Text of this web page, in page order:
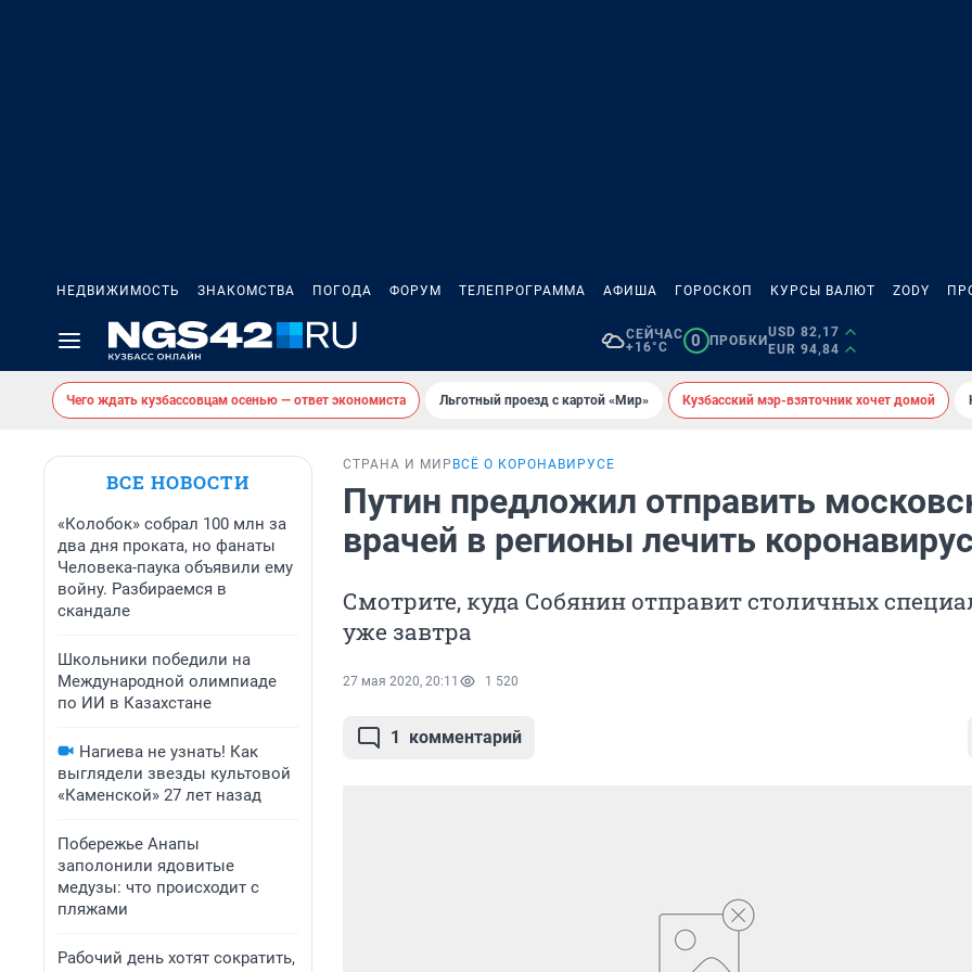
НЕДВИЖИМОСТЬ ЗНАКОМСТВА ПОГОДА ФОРУМ ТЕЛЕПРОГРАММА АФИША ГОРОСКОП КУРСЫ ВАЛЮТ ZODY
СЕЙЧАС
+16°C
0 ПРОБКИ
USD 82,17
EUR 94,84
Чего ждать кузбассовцам осенью — ответ экономиста Льготный проезд с картой «Мир» Кузбасский мэр-взяточник хочет домой
ВСЕ НОВОСТИ
«Колобок» собрал 100 млн за
два дня проката, но фанаты
Человека-паука объявили ему
войну. Разбираемся в
скандале
Школьники победили на
Международной олимпиаде
по ИИ в Казахстане
Нагиева не узнать! Как
выглядели звезды культовой
«Каменской» 27 лет назад
Побережье Анапы
заполонили ядовитые
медузы: что происходит с
пляжами
Рабочий день хотят сократить,
СТРАНА И МИР ВСЁ О КОРОНАВИРУСЕ
Путин предложил отправить
врачей в регионы лечить коронавирус
Смотрите, куда Собянин отправит столичных
уже завтра
27 мая 2020, 20:11 1 520
1 комментарий